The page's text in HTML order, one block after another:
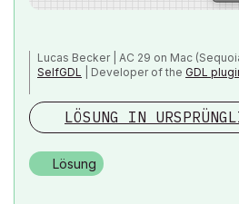
Lucas Becker | AC 29 on Mac
SelfGDL | Developer of the GDL
My List of AC shortcomings & bugs|I
POSIWID – The Purpose Of a
LÖSUNG IN
Lösung